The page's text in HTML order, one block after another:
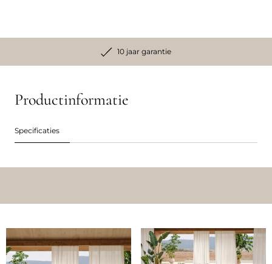
10 jaar garantie
Productinformatie
Specificaties